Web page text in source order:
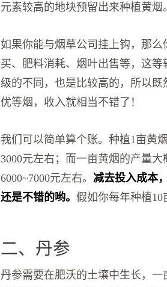
元素较高的地块预留出来种植黄烟
如果你能与烟草公司挂上钩，那
买、肥料消耗、烟叶出售等，这
级的不同，也是比较高的，所以
优等烟，收入就相当不错了！
我们可以简单算个账。种植1亩黄
3000元左右；而一亩黄烟的产量
6000~7000元左右。 减去投入成本
还是不错的哟。假如你每年种植10
二、丹参
丹参需要在肥沃的土壤中生长，